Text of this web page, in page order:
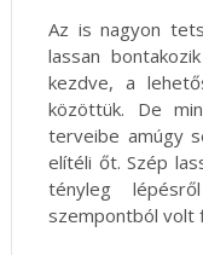
Az is nagyon
lassan
kezdve, a
közöttük. De
terveibe amúgy
elítéli őt. Szép
tényleg
szempontból volt